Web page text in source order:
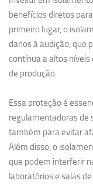
benefícios diretos
primeiro lugar, o
danos à audição, que
contínua a altos
de produção.
Essa proteção é
regulamentadoras de
também para evitar
Além disso, o
que podem interferir
laboratórios e salas